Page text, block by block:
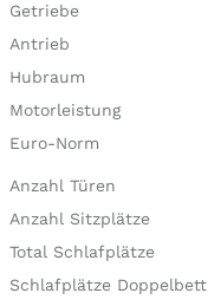
Getriebe
Antrieb
Hubraum
Motorleistung
Euro-Norm
Anzahl Türen
Anzahl Sitzplätze
Total Schlafplätze
Schlafplätze Doppelbett